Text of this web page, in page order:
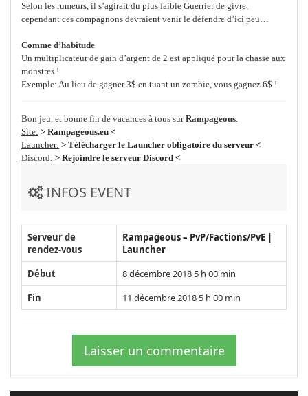
Selon les rumeurs, il s’agirait du plus faible Guerrier de givre,
cependant ces compagnons devraient venir le défendre d’ici peu…
Comme d’habitude
Un multiplicateur de gain d’argent de 2 est appliqué pour la chasse aux
monstres !
Exemple: Au lieu de gagner 3$ en tuant un zombie, vous gagnez 6$ !
Bon jeu, et bonne fin de vacances à tous surRampageous.
Site: > Rampageous.eu <
Launcher: > Télécharger le Launcher obligatoire du serveur <
Discord: > Rejoindre le serveur Discord <
INFOS EVENT
Serveur de
rendez-vous
Rampageous – PvP/Factions/PvE |
Launcher
Début
8 décembre 2018 5 h 00 min
Fin
11 décembre 2018 5 h 00 min
Laisser un commentaire